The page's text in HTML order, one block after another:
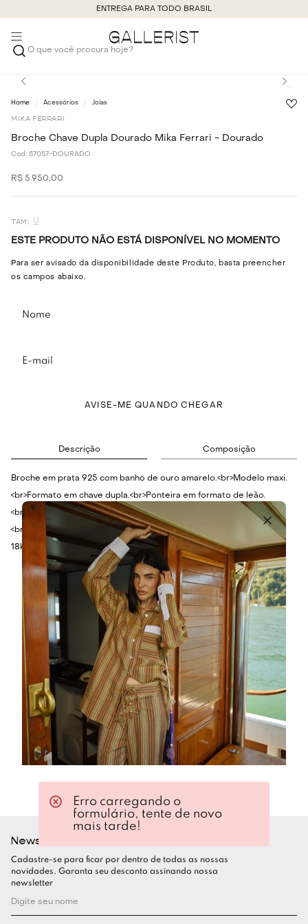
ENTREGA PARA TODO BRASIL
O que você procura hoje?
Acessórios Joias
MIKA FERRARI
Broche Chave Dupla Dourado Mika Ferrari - Dourado
Cod: 57057-DOURADO
R$ 5.950,00
U
ESTE PRODUTO NÃO ESTÁ DISPONÍVEL NO MOMENTO
Para ser avisado da disponibilidade deste Produto, basta preencher
os campos abaixo.
AVISE-ME QUANDO CHEGAR
Descrição Composição
Broche em prata 925 com banho de ouro amarelo.<br>Modelo maxi.
<br>Formato em chave dupla.<br>Ponteira em formato de leão.
<br>Peça banhada em ouro amarelo.<br>Acabamento polido.
<br>Fechamento alfinate.<br><br>Material: Prata 925, Ouro Amarelo
18k.<br><br>Medidas:<br>TU - Altura: 7cm.
Newsletter
Cadastre-se para ficar por dentro de todas as nossas
novidades. Garanta seu desconto assinando nossa
newsletter
Erro carregando o
formulário, tente de novo
mais tarde!